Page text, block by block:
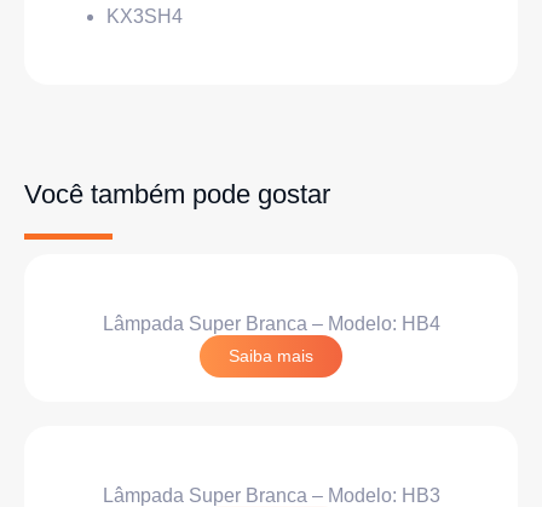
KX3SH4
Você também pode gostar
Lâmpada Super Branca – Modelo: HB4
Saiba mais
Lâmpada Super Branca – Modelo: HB3